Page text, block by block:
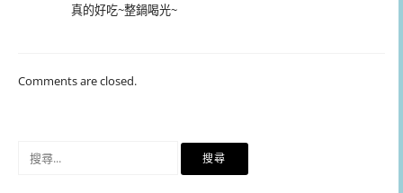
真的好吃~整鍋喝光~
Comments are closed.